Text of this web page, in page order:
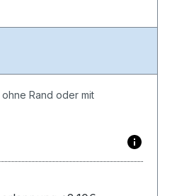
Rand oder mit